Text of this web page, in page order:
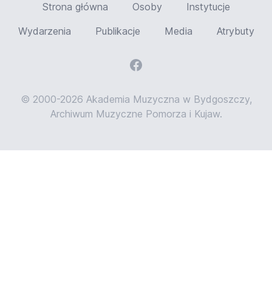
Strona główna Osoby
Instytucje
Wydarzenia
Publikacje Media Atrybuty
© 2000-2026 Akademia Muzyczna w Bydgoszczy,
Archiwum Muzyczne Pomorza i Kujaw.